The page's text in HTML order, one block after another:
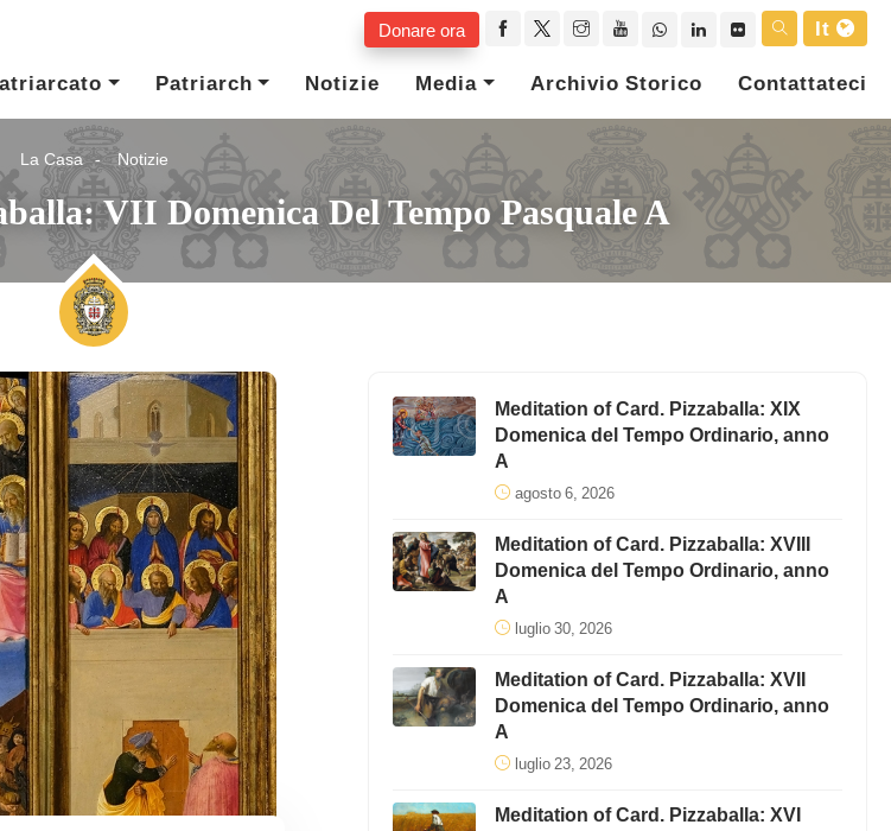
Donare ora
It
Patriarch Notizie Media Archivio Storico Contattateci
La Casa Notizie
VII Domenica Del Tempo Pasquale A
Meditation of Card. Pizzaballa: XIX
Domenica del Tempo Ordinario, anno
A
agosto 6, 2026
Meditation of Card. Pizzaballa: XVIII
Domenica del Tempo Ordinario, anno
A
luglio 30, 2026
Meditation of Card. Pizzaballa: XVII
Domenica del Tempo Ordinario, anno
A
luglio 23, 2026
Meditation of Card. Pizzaballa: XVI